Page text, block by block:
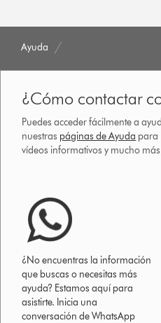
Ayuda
¿Cómo contactar
Puedes acceder fácilmente a
nuestras páginas de Ayuda para
vídeos informativos y mucho
¿No encuentras la información
que buscas o necesitas más
ayuda? Estamos aquí para
asistirte. Inicia una
conversación de WhatsApp